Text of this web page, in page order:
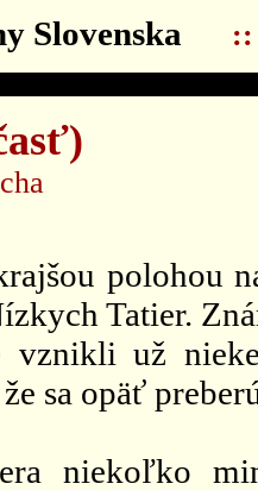
Slovenska ::
polohou
Tatier.
vznikli už
sa opäť
niekoľko